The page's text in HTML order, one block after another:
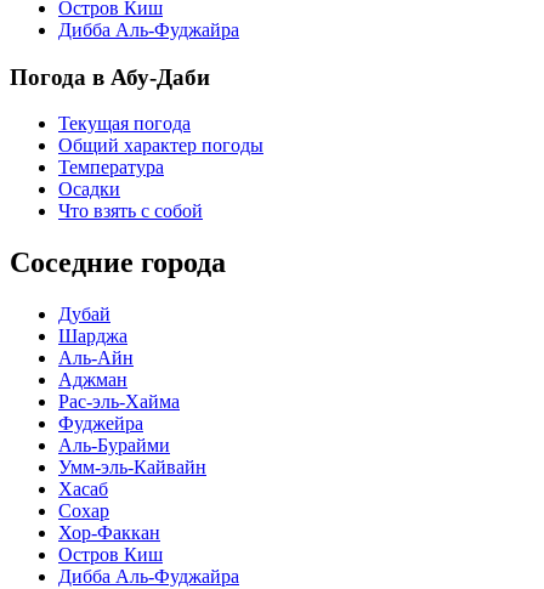
Остров Киш
Дибба Аль-Фуджайра
Погода в Абу-Даби
Текущая погода
Общий характер погоды
Температура
Осадки
Что взять с собой
Соседние города
Дубай
Шарджа
Аль-Айн
Аджман
Рас-эль-Хайма
Фуджейра
Аль-Бурайми
Умм-эль-Кайвайн
Хасаб
Сохар
Хор-Факкан
Остров Киш
Дибба Аль-Фуджайра